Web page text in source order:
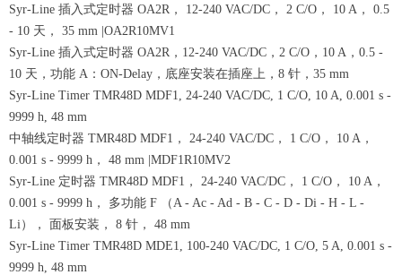
Syr-Line 插入式定时器 OA2R， 12-240 VAC/DC， 2 C/O， 10 A， 0.5
- 10 天， 35 mm |OA2R10MV1
Syr-Line 插入式定时器 OA2R，12-240 VAC/DC，2 C/O，10 A，0.5 -
10 天，功能 A：ON-Delay，底座安装在插座上，8 针，35 mm
Syr-Line Timer TMR48D MDF1, 24-240 VAC/DC, 1 C/O, 10 A, 0.001 s -
9999 h, 48 mm
中轴线定时器 TMR48D MDF1， 24-240 VAC/DC， 1 C/O， 10 A，
0.001 s - 9999 h， 48 mm |MDF1R10MV2
Syr-Line 定时器 TMR48D MDF1， 24-240 VAC/DC， 1 C/O， 10 A，
0.001 s - 9999 h， 多功能 F （A - Ac - Ad - B - C - D - Di - H - L -
Li）， 面板安装， 8 针， 48 mm
Syr-Line Timer TMR48D MDE1, 100-240 VAC/DC, 1 C/O, 5 A, 0.001 s -
9999 h, 48 mm